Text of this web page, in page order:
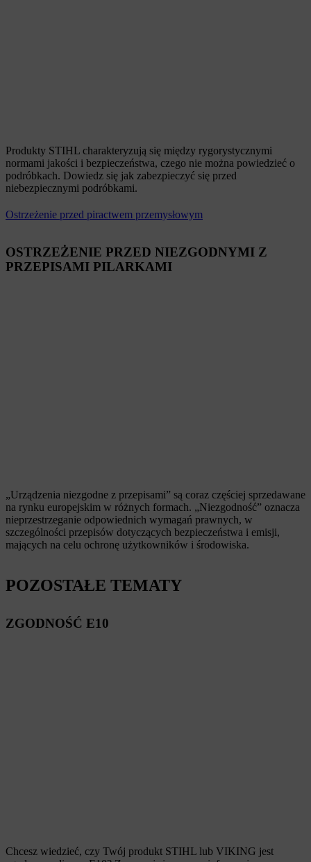
Produkty STIHL charakteryzują się między rygorystycznymi
normami jakości i bezpieczeństwa, czego nie można powiedzieć o
podróbkach. Dowiedz się jak zabezpieczyć się przed
niebezpiecznymi podróbkami.
Ostrzeżenie przed piractwem przemysłowym
OSTRZEŻENIE PRZED NIEZGODNYMI Z
PRZEPISAMI PILARKAMI
„Urządzenia niezgodne z przepisami” są coraz częściej sprzedawane
na rynku europejskim w różnych formach. „Niezgodność” oznacza
nieprzestrzeganie odpowiednich wymagań prawnych, w
szczególności przepisów dotyczących bezpieczeństwa i emisji,
mających na celu ochronę użytkowników i środowiska.
POZOSTAŁE TEMATY
ZGODNOŚĆ E10
Chcesz wiedzieć, czy Twój produkt STIHL lub VIKING jest